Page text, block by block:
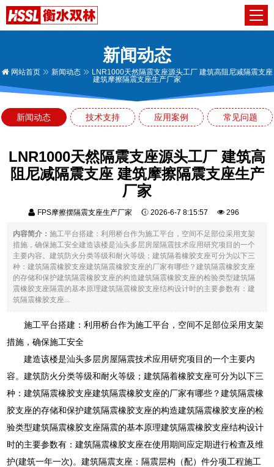
新闻动态
网站首页 新闻动态
LNR1000天然隔震支座源头工厂 建筑高阻尼减隔震支座
建筑摩擦隔震支座生产厂家
新闻动态 技术支持 应用案例 常见问题
LNR1000天然隔震支座源头工厂 建筑高
阻尼减隔震支座 建筑摩擦隔震支座生产
厂家
FPS摩擦摆隔震支座生产厂家 2026-6-7 8:15:57 296
内容简介：施工平台搭建：利用桥台作为施工平台，空间不足部位采用支架
措施，确保施工安全建造该楼是汕头多层房屋隔震技术应用研究项目的一个
主要内容。建筑防火分类等级和耐火等级；建筑隔着橡胶支座可分为以下三
种：建筑隔震橡胶支座建筑隔震橡胶支座的厂家有哪些？建筑隔震橡胶支座
的存储和保护建筑隔震橡胶支座的构造建筑隔震橡胶支座的检验类型建筑隔
震橡胶支座隔震的基本原理建筑隔震橡胶支座结构设计时的主要参数有：建
筑隔震橡胶支座...
施工平台搭建：利用桥台作为施工平台，空间不足部位采用支架
措施，确保施工安全
建造该楼是汕头多层房屋隔震技术应用研究项目的一个主要内
容。建筑防火分类等级和耐火等级；建筑隔着橡胶支座可分为以下三
种：建筑隔震橡胶支座建筑隔震橡胶支座的厂家有哪些？建筑隔震橡
胶支座的存储和保护建筑隔震橡胶支座的构造建筑隔震橡胶支座的检
验类型建筑隔震橡胶支座隔震的基本原理建筑隔震橡胶支座结构设计
时的主要参数有：建筑隔震橡胶支座在使用期间应定期进行检查及维
护(建筑一年一次)。建筑隔震支座：隔震层构（配）件分项工程施工